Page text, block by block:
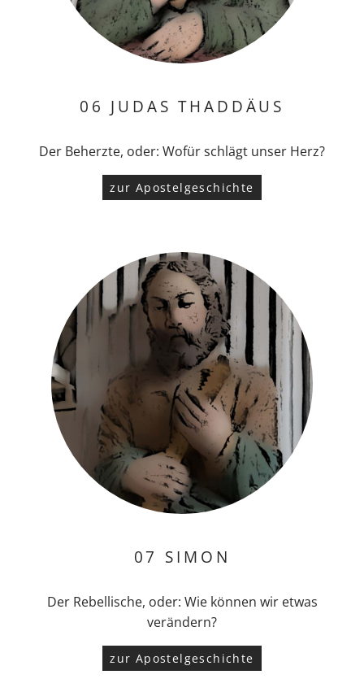
06 JUDAS THADDÄUS
Der Beherzte, oder: Wofür schlägt unser Herz?
zur Apostelgeschichte
07 SIMON
Der Rebellische, oder: Wie können wir etwas
verändern?
zur Apostelgeschichte